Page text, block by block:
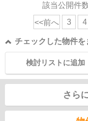
該当公開件
<<前へ 3 4
チェックした物件を
検討リストに追加
さら